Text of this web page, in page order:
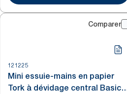
Comparer
121225
Mini essuie-mains en papier
Tork à dévidage central Basic